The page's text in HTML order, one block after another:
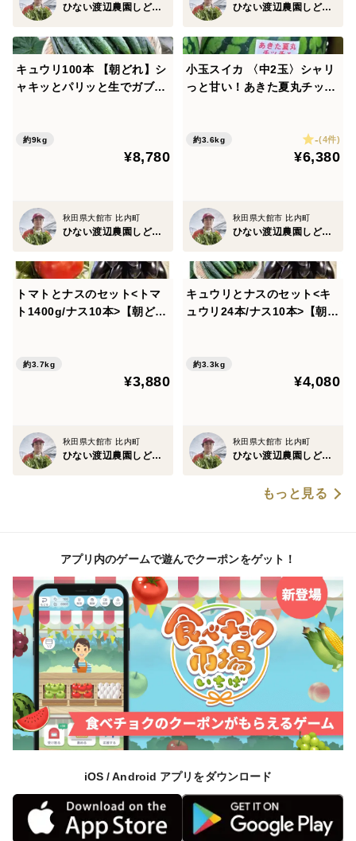
ひない渡辺農園しどけ村 ひない渡辺農園しどけ村
キュウリ100本 【朝どれ】シ
ャキッとパリッと生でガブッ
約9kg
¥8,780
秋田県大館市 比内町
ひない渡辺農園しどけ村
小玉スイカ 〈中2玉〉シャリ
っと甘い！あきた夏丸チッチ
約3.6kg -(4件)
¥6,380
秋田県大館市 比内町
ひない渡辺農園しどけ村
トマトとナスのセット<トマ
ト1400g/ナス10本>【朝ど
約3.7kg
¥3,880
秋田県大館市 比内町
ひない渡辺農園しどけ村
キュウリとナスのセット<キ
ュウリ24本/ナス10本>【朝ど
約3.3kg
¥4,080
秋田県大館市 比内町
ひない渡辺農園しどけ村
もっと見る
アプリ内のゲームで遊んでクーポンをゲット！
iOS / Android アプリをダウンロード